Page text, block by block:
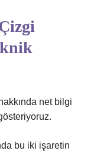
net bilgi
bu iki işaretin